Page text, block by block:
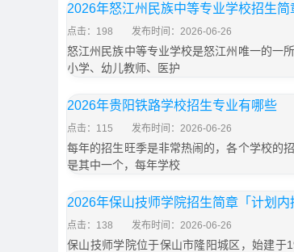
2026年怒江州民族中等专业学校招生简
点击：198 发布时间：2026-06-26
怒江州民族中等专业学校是怒江州唯一的一
小学、幼儿教师、医护
2026年贵阳铁路学校招生专业有哪些
点击：115 发布时间：2026-06-26
每年的招生旺季是非常热闹的，各个学校的
是其中一个，每年学校
2026年保山技师学院招生简章「计划内
点击：138 发布时间：2026-06-26
保山技师学院位于保山市隆阳城区，始建于